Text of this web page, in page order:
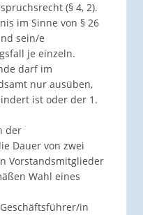
(§ 4, 2).
im Sinne von § 26
sein/e
je einzeln.
darf im
nur ausüben,
ist oder der 1.
der
Dauer von zwei
Vorstandsmitglieder
Wahl eines
in